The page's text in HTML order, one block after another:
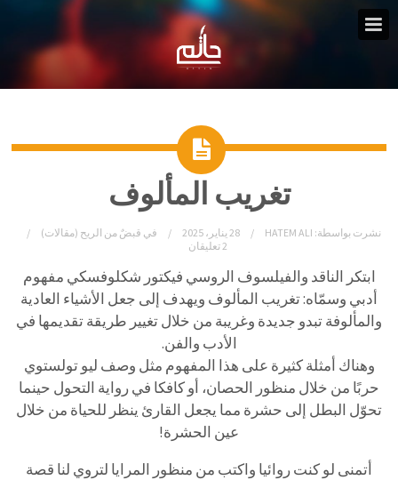
تغريب المألوف
نشرت بواسطة: HATEM ALI 28 يناير، 2025 في قبضٌ من الريح (مقالات)
2 تعليقان
ابتكر الناقد والفيلسوف الروسي فيكتور شكلوفسكي مفهوم
أدبي وسمّاه: تغريب المألوف ويهدف إلى جعل الأشياء العادية
والمألوفة تبدو جديدة وغريبة من خلال تغيير طريقة تقديمها في
الأدب والفن.
وهناك أمثلة كثيرة على هذا المفهوم مثل وصف ليو تولستوي
حربًا من خلال منظور الحصان، أو كافكا في رواية التحول حينما
تحوّل البطل إلى حشرة مما يجعل القارئ ينظر للحياة من خلال
عين الحشرة!
أتمنى لو كنت روائيا واكتب من منظور المرايا لتروي لنا قصة